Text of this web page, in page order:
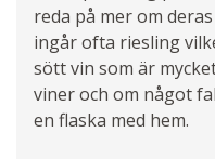
reda på mer om
ingår ofta riesling
sött vin som är
viner och om något
en flaska med hem.